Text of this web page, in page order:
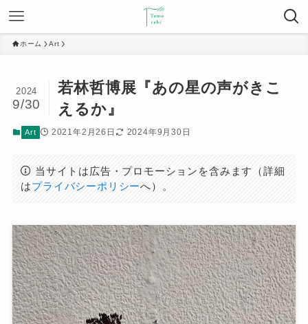
ホーム Art
若林哲博展『あの星の声がきこ
えるか』
2024
9/30
Art 2021年2月26日 2024年9月30日
当サイトは広告・プロモーションを含みます（詳細
はプライバシーポリシーへ）。